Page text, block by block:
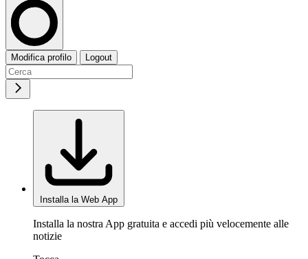
Modifica profilo Logout
Installa la Web App
Installa la nostra App gratuita e accedi più velocemente alle
notizie